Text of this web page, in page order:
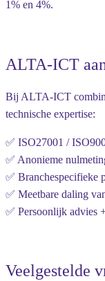
1% en 4%.
ALTA-ICT
Bij ALTA-ICT
technische expertise:
✅ ISO27001 /
✅ Anonieme
✅ Branchespecifieke
✅ Meetbare daling
✅ Persoonlijk advies
Veelgestelde